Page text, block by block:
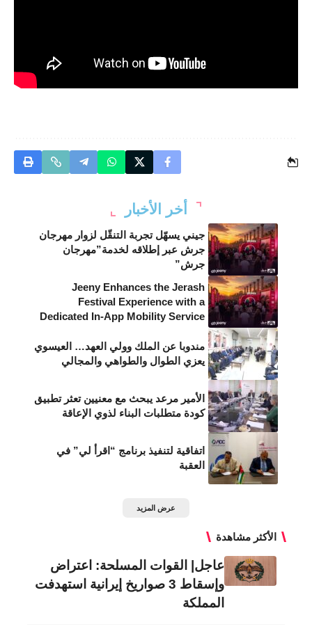
أخر الأخبار
جيني يسهّل تجربة التنقّل لزوار مهرجان
جرش عبر إطلاقه لخدمة”مهرجان
جرش”
Jeeny Enhances the Jerash
Festival Experience with a
Dedicated In-App Mobility Service
مندوبا عن الملك وولي العهد… العيسوي
يعزي الطوال والطواهي والمجالي
الأمير مرعد يبحث مع معنيين تعثر تطبيق
كودة متطلبات البناء لذوي الإعاقة
اتفاقية لتنفيذ برنامج “اقرأ لي” في
العقبة
عرض المزيد
الأكثر مشاهدة
عاجل| القوات المسلحة: اعتراض
وإسقاط 3 صواريخ إيرانية استهدفت
المملكة